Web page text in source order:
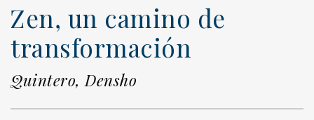
Zen, un camino de
transformación
Quintero, Densho